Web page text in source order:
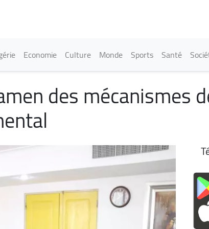
Economie Culture Monde Sports Santé
des mécanismes